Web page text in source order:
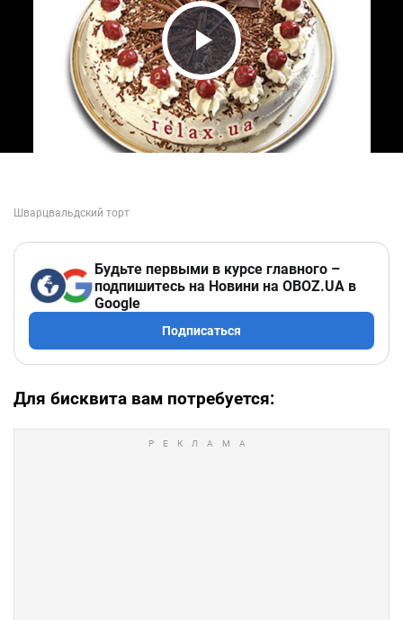
Play Video
Будьте первыми в курсе главного –
подпишитесь на Новини на OBOZ.UA в
Google
Подписаться
Для бисквита вам потребуется: